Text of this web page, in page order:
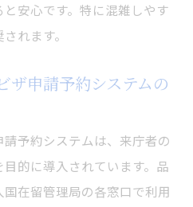
安心です。特に混雑しやす
れます。
ザ申請予約システムの
予約システムは、来庁者の
的に導入されています。品
在留管理局の各窓口で利用